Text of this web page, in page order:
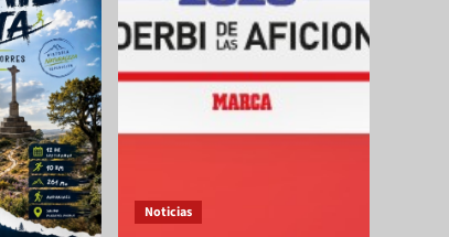
Noticias